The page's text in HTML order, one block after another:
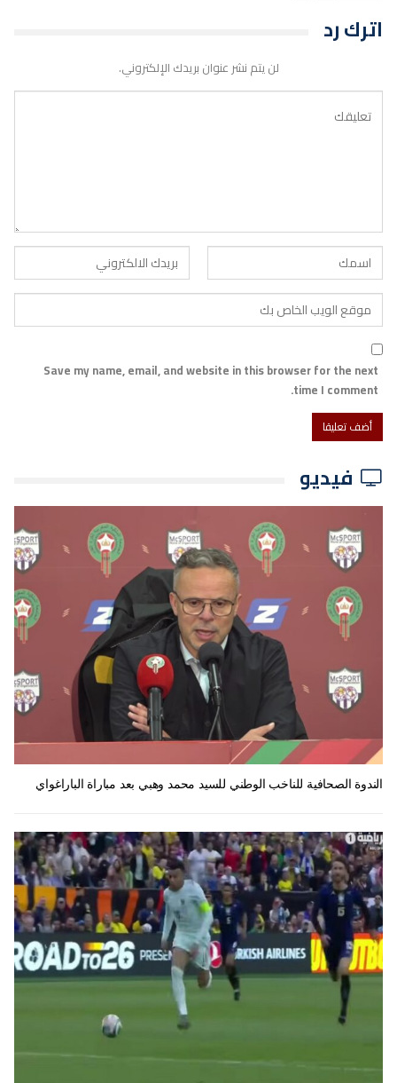
اترك رد
لن يتم نشر عنوان بريدك الإلكتروني.
Save my name, email, and website in this browser for the next
time I comment.
فيديو
الندوة الصحافية للناخب الوطني للسيد محمد وهبي بعد مباراة الباراغواي